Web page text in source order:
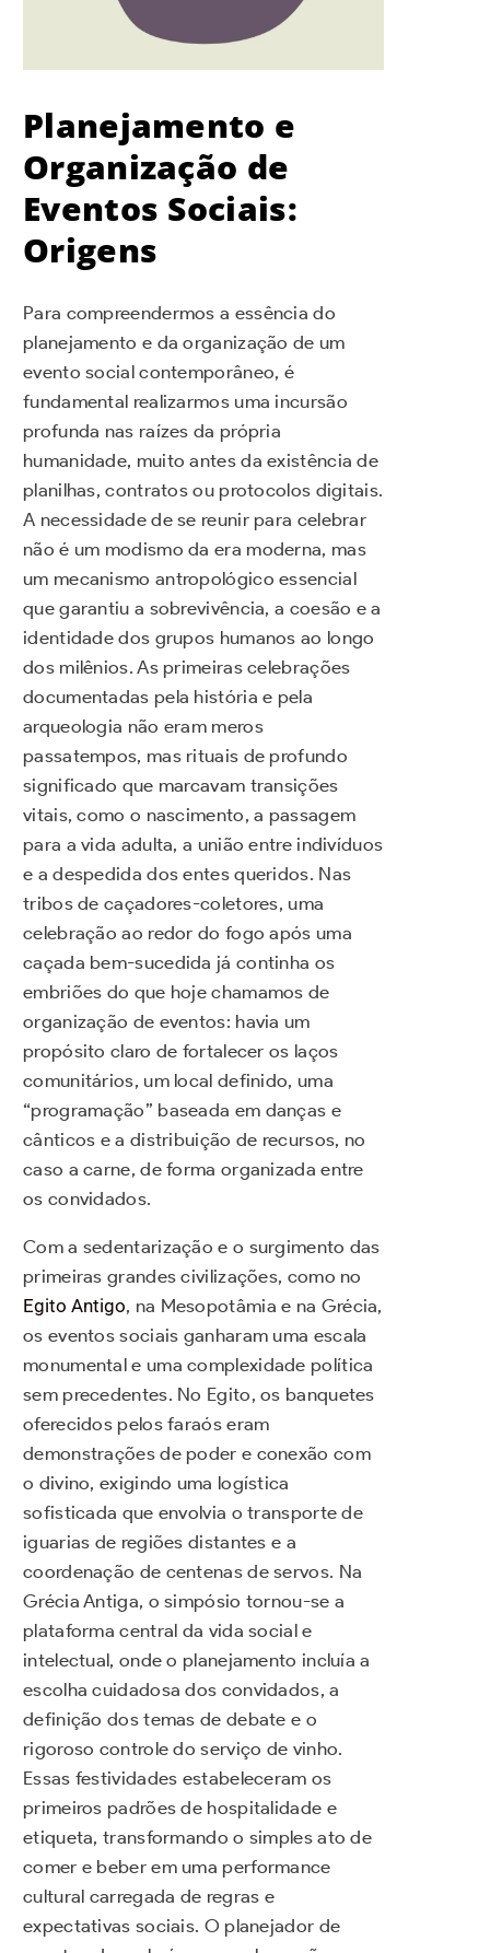
Planejamento e
Organização de
Eventos Sociais:
Origens
Para compreendermos a essência do
planejamento e da organização de um
evento social contemporâneo, é
fundamental realizarmos uma incursão
profunda nas raízes da própria
humanidade, muito antes da existência de
planilhas, contratos ou protocolos digitais.
A necessidade de se reunir para celebrar
não é um modismo da era moderna, mas
um mecanismo antropológico essencial
que garantiu a sobrevivência, a coesão e a
identidade dos grupos humanos ao longo
dos milênios. As primeiras celebrações
documentadas pela história e pela
arqueologia não eram meros
passatempos, mas rituais de profundo
significado que marcavam transições
vitais, como o nascimento, a passagem
para a vida adulta, a união entre indivíduos
e a despedida dos entes queridos. Nas
tribos de caçadores-coletores, uma
celebração ao redor do fogo após uma
caçada bem-sucedida já continha os
embriões do que hoje chamamos de
organização de eventos: havia um
propósito claro de fortalecer os laços
comunitários, um local definido, uma
“programação” baseada em danças e
cânticos e a distribuição de recursos, no
caso a carne, de forma organizada entre
os convidados.
Com a sedentarização e o surgimento das
primeiras grandes civilizações, como no
Egito Antigo, na Mesopotâmia e na Grécia,
os eventos sociais ganharam uma escala
monumental e uma complexidade política
sem precedentes. No Egito, os banquetes
oferecidos pelos faraós eram
demonstrações de poder e conexão com
o divino, exigindo uma logística
sofisticada que envolvia o transporte de
iguarias de regiões distantes e a
coordenação de centenas de servos. Na
Grécia Antiga, o simpósio tornou-se a
plataforma central da vida social e
intelectual, onde o planejamento incluía a
escolha cuidadosa dos convidados, a
definição dos temas de debate e o
rigoroso controle do serviço de vinho.
Essas festividades estabeleceram os
primeiros padrões de hospitalidade e
etiqueta, transformando o simples ato de
comer e beber em uma performance
cultural carregada de regras e
expectativas sociais. O planejador de